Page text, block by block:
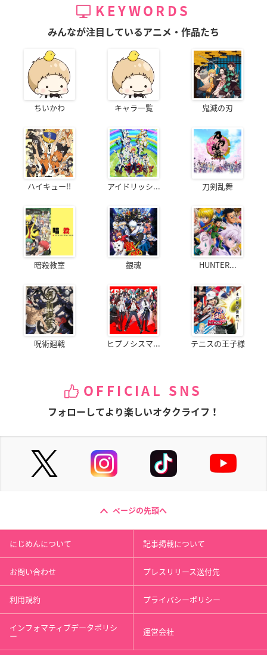
KEYWORDS
みんなが注目しているアニメ・作品たち
ちいかわ キャラ一覧 鬼滅の刃
ハイキュー!! アイドリッシ... 刀剣乱舞
暗殺教室 銀魂 HUNTER...
呪術廻戦 ヒプノシスマ... テニスの王子様
OFFICIAL SNS
フォローしてより楽しいオタクライフ！
ページの先頭へ
にじめんについて 記事掲載について
お問い合わせ プレスリリース送付先
利用規約 プライバシーポリシー
インフォマティブデータポリシ
ー 運営会社